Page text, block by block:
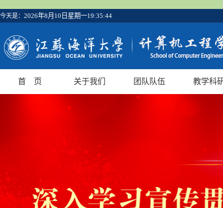
今天是： 2026年8月10日星期一19:35:45
首 页 关于我们 团队队伍 教学科